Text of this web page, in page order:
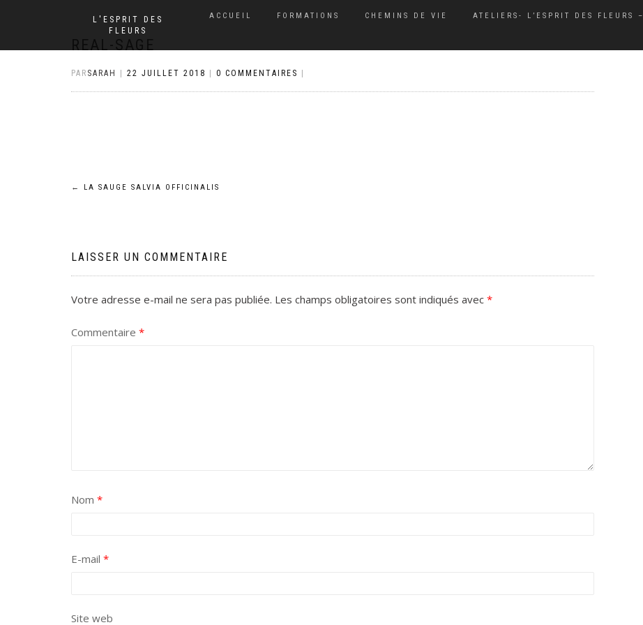
L'ESPRIT DES
FLEURS
ACCUEIL FORMATIONS CHEMINS DE VIE ATELIERS- L’ESPRIT DES FLEURS –
PAR SARAH 22 JUILLET 2018 0 COMMENTAIRES
Navigation
l’article
← LA SAUGE SALVIA OFFICINALIS
LAISSER UN COMMENTAIRE
Votre adresse e-mail ne sera pas publiée. Les champs obligatoires sont indiqués avec *
Commentaire *
Nom *
E-mail *
Site web